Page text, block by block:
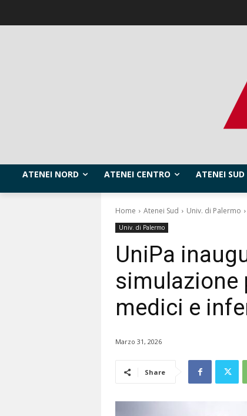
ATENEI NORD ATENEI CENTRO ATENEI SUD
Home Atenei Sud Univ. di Palermo
Univ. di Palermo
UniPa
simulazione
medici e
Marzo 31, 2026
Share